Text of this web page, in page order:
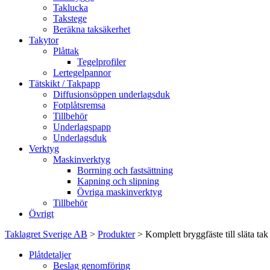
Taklucka
Takstege
Beräkna taksäkerhet
Takytor
Plåttak
Tegelprofiler
Lertegelpannor
Tätskikt / Takpapp
Diffusionsöppen underlagsduk
Fotplåtsremsa
Tillbehör
Underlagspapp
Underlagsduk
Verktyg
Maskinverktyg
Borrning och fastsättning
Kapning och slipning
Övriga maskinverktyg
Tillbehör
Övrigt
Taklagret Sverige AB > Produkter> Komplett bryggfäste till släta tak
Plåtdetaljer
Beslag genomföring